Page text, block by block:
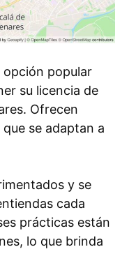
opción popular
su licencia de
Ofrecen
se adaptan a
y se
cada
prácticas están
lo que brinda